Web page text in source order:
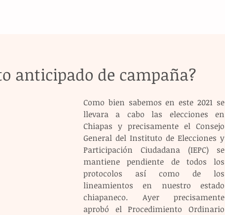
anticipado de campaña?
Como bien sabemos en este 2021 se
llevara a cabo las elecciones en
Chiapas y precisamente el Consejo
General del Instituto de Elecciones y
Participación Ciudadana (IEPC) se
mantiene pendiente de todos los
protocolos así como de los
lineamientos en nuestro estado
chiapaneco. Ayer precisamente
aprobó el Procedimiento Ordinario